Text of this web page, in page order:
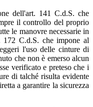
dell'art. 141 C.d.S. che
il controllo del proprio
le manovre necessarie in
172 C.d.S. che impone al
l'uso delle cinture di
che non è emerso alcun
verificato e preteso che i
di talché risulta evidente
a garantire la sicurezza